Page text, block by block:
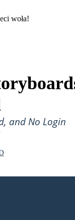
woła!
and No Login